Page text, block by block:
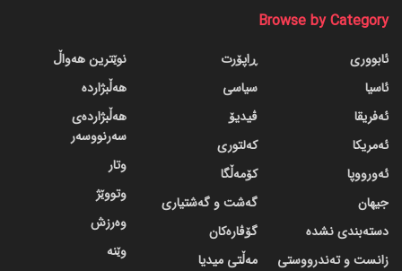
Browse by Category
ئابووری
ئاسیا
ئەفریقا
ئەمریکا
ئەورووپا
جیهان
دسته‌بندی نشده
زانست و تەندرووستی
ڕاپۆرت
سیاسی
ڤیدیۆ
کەلتوری
کۆمەڵگا
گه‌شت و گه‌شتیاری
گۆڤاره‌کان
مەڵتی میدیا
نوێترین هەواڵ
هەڵبژاردە
هەڵبژاردەی
سەرنووسەر
وتار
وتووێژ
وەرزش
وێنە